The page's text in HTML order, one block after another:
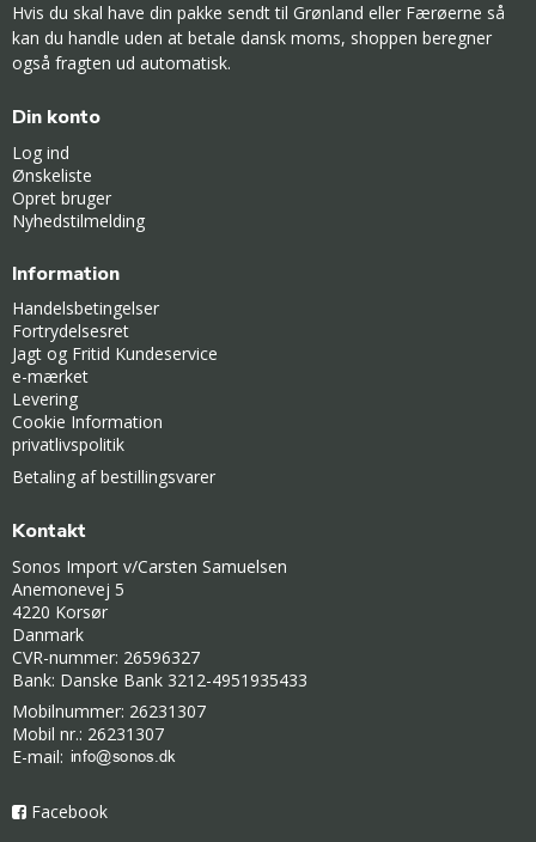
Hvis du skal have din pakke sendt til Grønland eller Færøerne så
kan du handle uden at betale dansk moms, shoppen beregner
også fragten ud automatisk.
Din konto
Log ind
Ønskeliste
Opret bruger
Nyhedstilmelding
Information
Handelsbetingelser
Fortrydelsesret
Jagt og Fritid Kundeservice
e-mærket
Levering
Cookie Information
privatlivspolitik
Betaling af bestillingsvarer
Kontakt
Sonos Import v/Carsten Samuelsen
Anemonevej 5
4220 Korsør
Danmark
CVR-nummer: 26596327
Bank: Danske Bank 3212-4951935433
Mobilnummer: 26231307
Mobil nr.: 26231307
E-mail:
Facebook